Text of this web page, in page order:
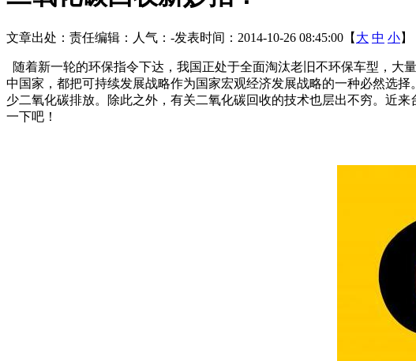
文章出处： 责任编辑： 人气： -发表时间：2014-10-26 08:45:00【 大 中 小】
随着新一轮的环保指令下达，我国正处于全面淘汰老旧不环保车型，大
中国家，都把可持续发展战略作为国家宏观经济发展战略的一种必然选
少二氧化碳排放。除此之外，有关二氧化碳回收的技术也层出不穷。近
一下吧！